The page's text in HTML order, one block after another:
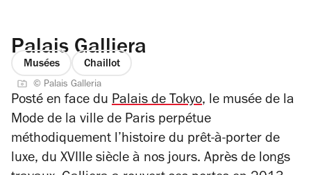
Palais Galliera
Musées Chaillot
© Palais Galleria
Posté en face du Palais de Tokyo, le musée de la
Mode de la ville de Paris perpétue
méthodiquement l’histoire du prêt-à-porter de
luxe, du XVIIIe siècle à nos jours. Après de longs